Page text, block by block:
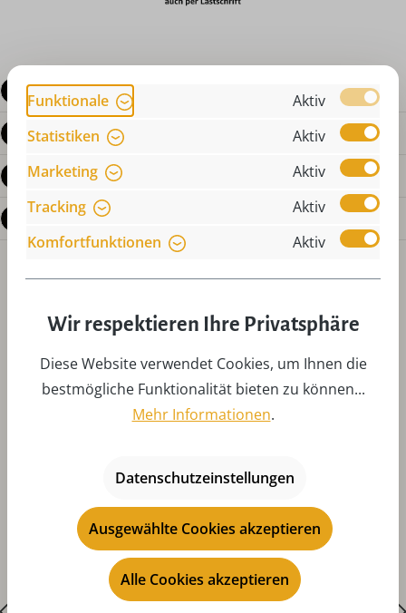
Beschreibung
Produktdetails
Bewertungen
Fragen zum Produkt
Produktgalerie überspringen
Zubehör
Funktionale
Aktiv
Statistiken
Aktiv
Marketing
Aktiv
Tracking
Aktiv
Komfortfunktionen
Aktiv
Wir respektieren Ihre Privatsphäre
Diese Website verwendet Cookies, um Ihnen die
bestmögliche Funktionalität bieten zu können...
Mehr Informationen.
Datenschutzeinstellungen
Ausgewählte Cookies akzeptieren
Alle Cookies akzeptieren